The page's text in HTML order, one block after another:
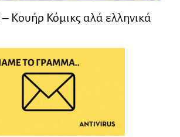
Kουήρ Κόμικς αλά ελληνικά